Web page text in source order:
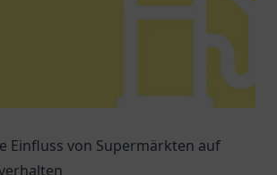
Einfluss von Supermärkten auf